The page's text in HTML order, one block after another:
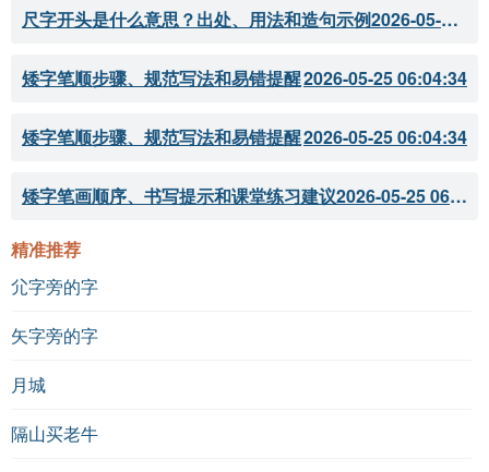
尺字开头是什么意思？出处、用法和造句示例 2026-05-28 18:18:05
矮字笔顺步骤、规范写法和易错提醒2026-05-25 06:04:34
矮字笔顺步骤、规范写法和易错提醒2026-05-25 06:04:34
矮字笔画顺序、书写提示和课堂练习建议 2026-05-25 06:04:33
精准推荐
尣字旁的字
矢字旁的字
月城
隔山买老牛